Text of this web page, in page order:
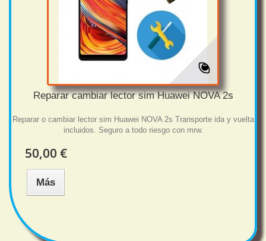
Reparar cambiar lector sim Huawei NOVA 2s
Reparar o cambiar lector sim Huawei NOVA 2s Transporte ida y vuelta
incluidos. Seguro a todo riesgo con mrw.
50,00 €
Más